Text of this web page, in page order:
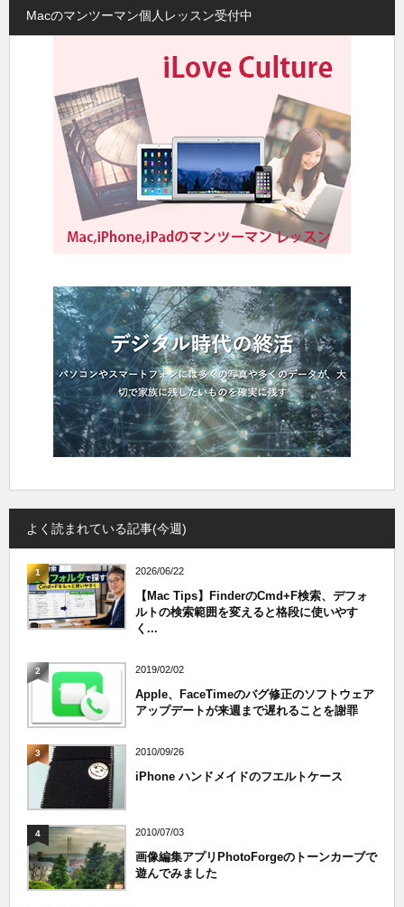
Macのマンツーマン個人レッスン受付中
よく読まれている記事(今週)
1 2026/06/22
【Mac Tips】FinderのCmd+F検索、デフォ
ルトの検索範囲を変えると格段に使いやす
く...
2 2019/02/02
Apple、FaceTimeのバグ修正のソフトウェア
アップデートが来週まで遅れることを謝罪
3 2010/09/26
iPhone ハンドメイドのフエルトケース
4 2010/07/03
画像編集アプリPhotoForgeのトーンカーブで
遊んでみました